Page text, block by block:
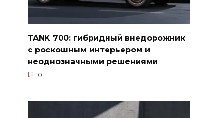
TANK 700: гибридный внедорожник
с роскошным интерьером и
неоднозначными решениями
0